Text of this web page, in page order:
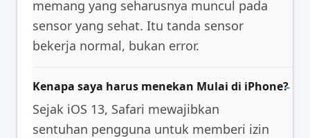
memang yang seharusnya muncul pada
sensor yang sehat. Itu tanda sensor
bekerja normal, bukan error.
Kenapa saya harus menekan Mulai di iPhone?
Sejak iOS 13, Safari mewajibkan
sentuhan pengguna untuk memberi izin